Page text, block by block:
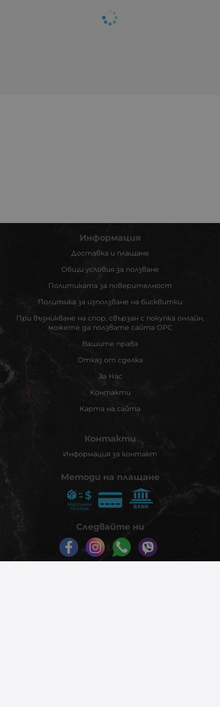
Информация
Доставка и плащане
Общи условия за ползване
Политиката за поверителност
Политика за използване на бисквитки
При възникване на спор, свързан с покупка онлайн,
можете да ползвате сайта ОРС
Вашите права
Отказ от сделка
За Нас
Контакти
Карта на сайта
Контакти
Информация за контакт
Методи на плащане
Следвайте ни